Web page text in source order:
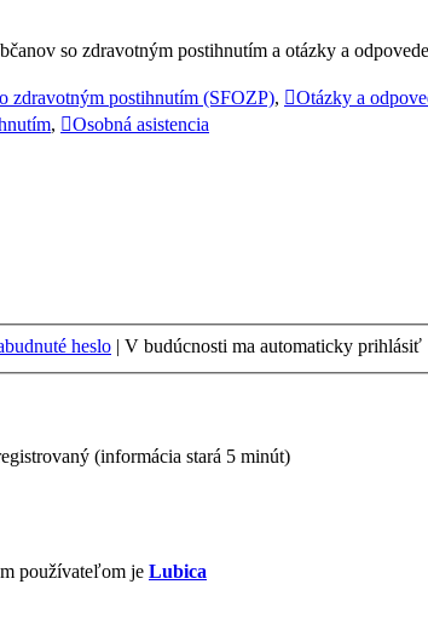
so zdravotným postihnutím a otázky a
zdravotným postihnutím (SFOZP), Otázky a
,
Osobná asistencia
heslo | V budúcnosti ma automaticky prihlásiť
(informácia stará 5 minút)
používateľom je Lubica